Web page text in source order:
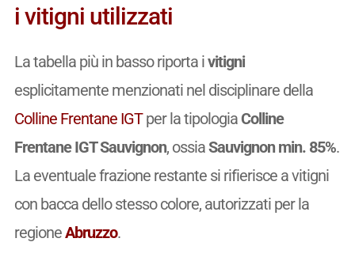
i vitigni utilizzati
La tabella più in basso riporta ivitigni
esplicitamente menzionati nel disciplinare della
Colline Frentane IGTper la tipologia Colline
Frentane IGT Sauvignon, ossiaSauvignon min. 85%.
La eventuale frazione restante si rifierisce a vitigni
con bacca dello stesso colore, autorizzati per la
regioneAbruzzo.